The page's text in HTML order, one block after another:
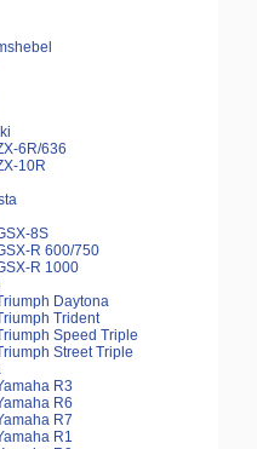
6R/636
10R
8S
R 600/750
R 1000
Daytona
Trident
Speed Triple
Street Triple
R3
R6
R7
R1